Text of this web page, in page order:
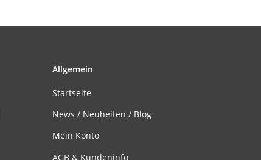
Allgemein
Startseite
News / Neuheiten / Blog
Mein Konto
AGB & Kundeninfo